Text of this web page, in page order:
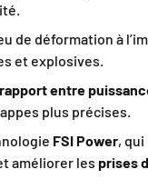
de déformation à
et explosives.
entre
plus précises.
FSI Power,
améliorer les prises